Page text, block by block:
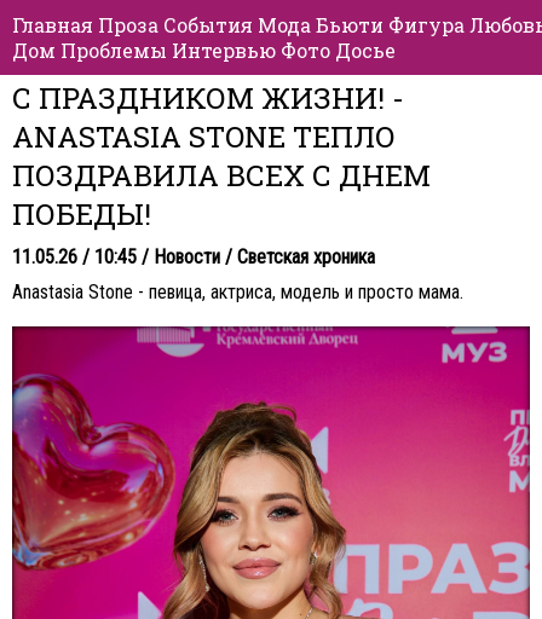
Главная Проза События Мода Бьюти Фигура
Дом Проблемы Интервью Фото Досье
С ПРАЗДНИКОМ ЖИЗНИ! -
ANASTASIA STONE ТЕПЛО
ПОЗДРАВИЛА ВСЕХ С ДНЕМ
ПОБЕДЫ!
11.05.26 / 10:45 / Новости / Светская хроника
Anastasia Stone - певица, актриса, модель и просто мама.